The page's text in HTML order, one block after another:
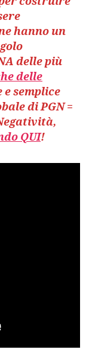
hanno un
delle più
delle
semplice
di PGN =
QUI!